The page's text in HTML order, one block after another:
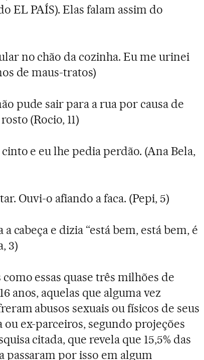
EL PAÍS). Elas falam assim do
no chão da cozinha. Eu me urinei
de maus-tratos)
pude sair para a rua por causa de
(Rocio, 11)
e eu lhe pedia perdão. (Ana Bela,
Ouvi-o afiando a faca. (Pepi, 5)
cabeça e dizia “está bem, está bem, é
3)
essas quase três milhões de
anos, aquelas que alguma vez
abusos sexuais ou físicos de seus
ex-parceiros, segundo projeções
citada, que revela que 15,5% das
passaram por isso em algum